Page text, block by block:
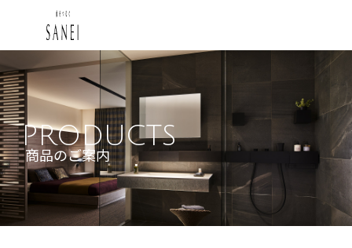
PRODUCTS
商品のご案内